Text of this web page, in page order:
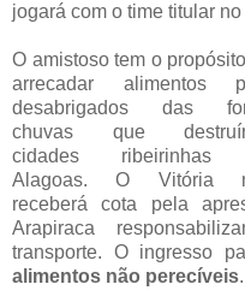
jogará com o time titular
O amistoso tem o
arrecadar alimentos
desabrigados das
chuvas que
cidades ribeirinhas
Alagoas. O Vitória
receberá cota pela
Arapiraca
transporte. O ingresso
alimentos não perecíveis.